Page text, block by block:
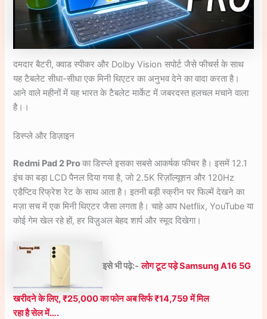
दमदार बैटरी, क्वाड स्पीकर और Dolby Vision सपोर्ट जैसे फीचर्स के साथ
यह टैबलेट सीधा-सीधा एक मिनी थिएटर का अनुभव देने का वादा करता है।
आने वाले महीनों में यह भारत के टैबलेट मार्केट में जबरदस्त हलचल मचाने वाला
है।।
डिस्प्ले और डिज़ाइन
Redmi Pad 2 Proका डिस्प्ले इसका सबसे आकर्षक फीचर है। इसमें 12.1
इंच का बड़ा LCD पैनल दिया गया है, जो 2.5K रिज़ॉल्यूशन और 120Hz
एडैप्टिव रिफ्रेश रेट के साथ आता है। इतनी बड़ी स्क्रीन पर फिल्में देखने का
मज़ा सच में एक मिनी थिएटर जैसा लगता है। चाहे आप Netflix, YouTube या
कोई गेम खेल रहे हों, हर विज़ुअल बेहद शार्प और स्मूद दिखेगा।
इसे भी पढ़े:- लोग टूट पड़े Samsung A16 5G
खरीदने के लिए, ₹25,000 का फोन अब सिर्फ ₹14,759 में मिल
रहा है सेल में….